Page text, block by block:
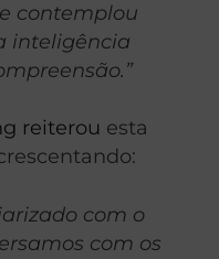
contemplou
inteligência
reiterou esta
com o
com os